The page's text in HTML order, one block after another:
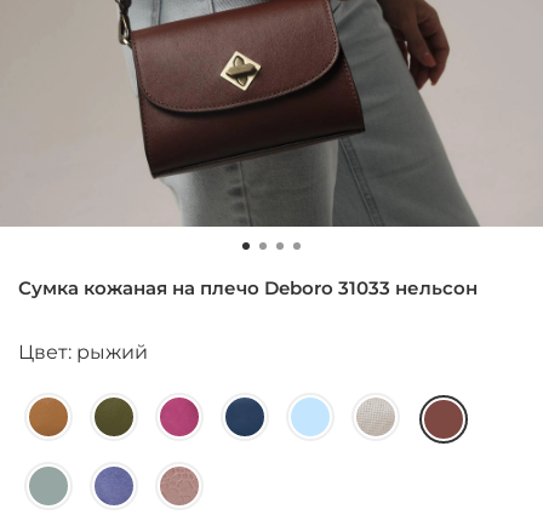
Сумка кожаная на плечо Deboro 31033 нельсон
Цвет: рыжий